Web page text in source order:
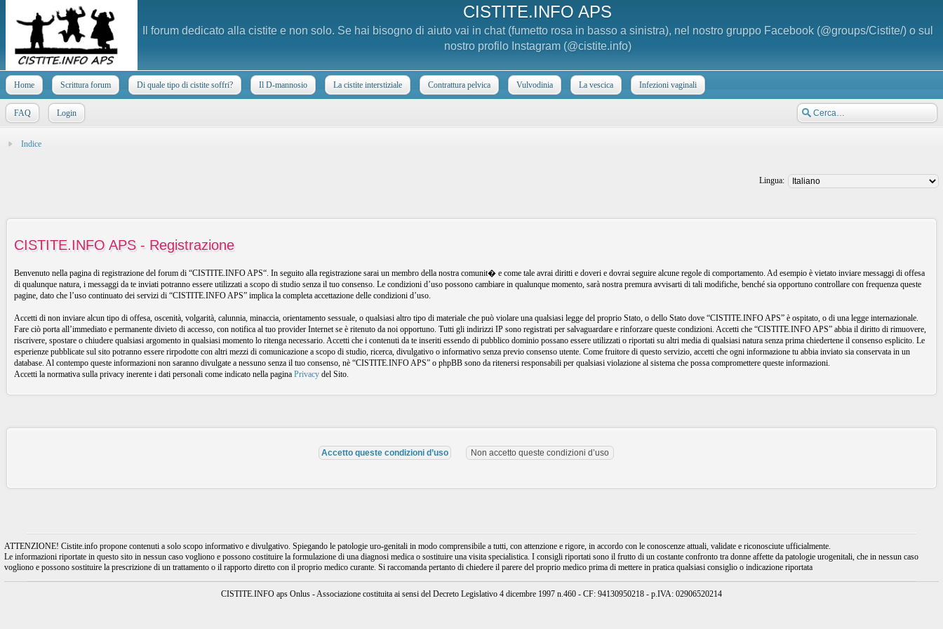
CISTITE.INFO APS
Il forum dedicato alla cistite e non solo. Se hai bisogno di aiuto vai in chat (fumetto rosa in basso a sinistra), nel nostro gruppo Facebook (@groups/Cistite/) o sul
nostro profilo Instagram (@cistite.info)
Home Scrittura forum Di quale tipo di cistite soffri? Il D-mannosio La cistite interstiziale Contrattura pelvica Vulvodinia La vescica Infezioni vaginali
FAQ Login
Indice
Lingua:
CISTITE.INFO APS - Registrazione
Benvenuto nella pagina di registrazione del forum di “CISTITE.INFO APS“. In seguito alla registrazione sarai un membro della nostra comunit� e come tale avrai diritti e doveri e dovrai seguire alcune regole di comportamento. Ad esempio è vietato inviare messaggi di offesa
di qualunque natura, i messaggi da te inviati potranno essere utilizzati a scopo di studio senza il tuo consenso. Le condizioni d’uso possono cambiare in qualunque momento, sarà nostra premura avvisarti di tali modifiche, benché sia opportuno controllare con frequenza queste
pagine, dato che l’uso continuato dei servizi di “CISTITE.INFO APS” implica la completa accettazione delle condizioni d’uso.
Accetti di non inviare alcun tipo di offesa, oscenità, volgarità, calunnia, minaccia, orientamento sessuale, o qualsiasi altro tipo di materiale che può violare una qualsiasi legge del proprio Stato, o dello Stato dove “CISTITE.INFO APS” è ospitato, o di una legge internazionale.
Fare ciò porta all’immediato e permanente divieto di accesso, con notifica al tuo provider Internet se è ritenuto da noi opportuno. Tutti gli indirizzi IP sono registrati per salvaguardare e rinforzare queste condizioni. Accetti che “CISTITE.INFO APS” abbia il diritto di rimuovere,
riscrivere, spostare o chiudere qualsiasi argomento in qualsiasi momento lo ritenga necessario. Accetti che i contenuti da te inseriti essendo di pubblico dominio possano essere utilizzati o riportati su altri media di qualsiasi natura senza prima chiedertene il consenso esplicito. Le
esperienze pubblicate sul sito potranno essere rirpodotte con altri mezzi di comunicazione a scopo di studio, ricerca, divulgativo o informativo senza previo consenso utente. Come fruitore di questo servizio, accetti che ogni informazione tu abbia inviato sia conservata in un
database. Al contempo queste informazioni non saranno divulgate a nessuno senza il tuo consenso, nè “CISTITE.INFO APS” o phpBB sono da ritenersi responsabili per qualsiasi violazione al sistema che possa compromettere queste informazioni.
Accetti la normativa sulla privacy inerente i dati personali come indicato nella pagina Privacy del Sito.
ATTENZIONE! Cistite.info propone contenuti a solo scopo informativo e divulgativo. Spiegando le patologie uro-genitali in modo comprensibile a tutti, con attenzione e rigore, in accordo con le conoscenze attuali, validate e riconosciute ufficialmente.
Le informazioni riportate in questo sito in nessun caso vogliono e possono costituire la formulazione di una diagnosi medica o sostituire una visita specialistica. I consigli riportati sono il frutto di un costante confronto tra donne affette da patologie urogenitali, che in nessun caso
vogliono e possono sostituire la prescrizione di un trattamento o il rapporto diretto con il proprio medico curante. Si raccomanda pertanto di chiedere il parere del proprio medico prima di mettere in pratica qualsiasi consiglio o indicazione riportata
CISTITE.INFO aps Onlus - Associazione costituita ai sensi del Decreto Legislativo 4 dicembre 1997 n.460 - CF: 94130950218 - p.IVA: 02906520214